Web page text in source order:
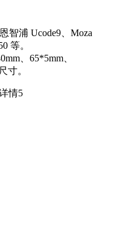
智浦 Ucode9、Moza
等。
、65*5mm、
寸。